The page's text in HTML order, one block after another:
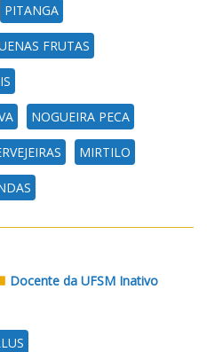
PITANGA
FRUTAS
NOGUEIRA PECA
MIRTILO
Docente da UFSM Inativo